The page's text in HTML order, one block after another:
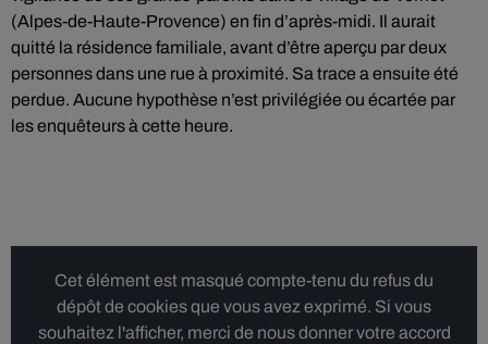
(Alpes-de-Haute-Provence) en fin d’après-midi. Il aurait
quitté la résidence familiale, avant d’être aperçu par deux
personnes dans une rue à proximité. Sa trace a ensuite été
perdue. Aucune hypothèse n’est privilégiée ou écartée par
les enquêteurs à cette heure.
Cet élément est masqué compte-tenu du refus du
dépôt de cookies que vous avez exprimé. Si vous
souhaitez l'afficher, merci de nous donner votre accord